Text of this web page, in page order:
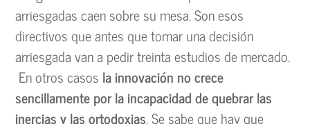
arriesgadas caen sobre su mesa. Son esos
directivos que antes que tomar una decisión
arriesgada van a pedir treinta estudios de mercado.
En otros casos la innovación no crece
sencillamente por la incapacidad de quebrar las
inercias y las ortodoxias. Se sabe que hay que